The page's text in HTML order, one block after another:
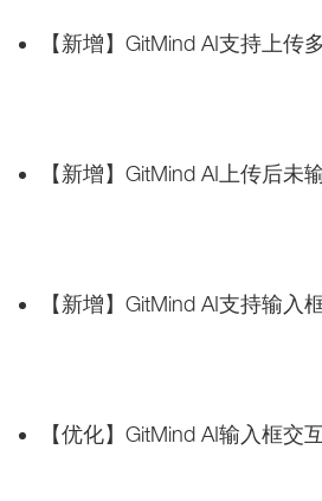
【新增】GitMind AI支持上传
【新增】GitMind AI上传后未
【新增】GitMind AI支持输入
【优化】GitMind AI输入框交